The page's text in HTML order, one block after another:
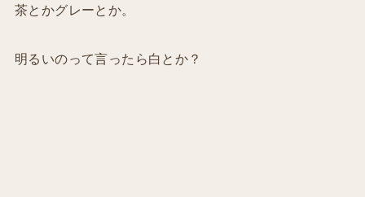
茶とかグレーとか。
明るいのって言ったら白とか？